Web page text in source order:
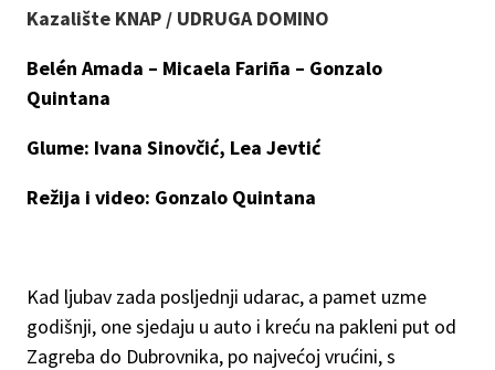
Kazalište KNAP / UDRUGA DOMINO
Belén Amada – Micaela Fariña – Gonzalo
Quintana
Glume: Ivana Sinovčić, Lea Jevtić
Režija i video: Gonzalo Quintana
Kad ljubav zada posljednji udarac, a pamet uzme
godišnji, one sjedaju u auto i kreću na pakleni put od
Zagreba do Dubrovnika, po najvećoj vrućini, s